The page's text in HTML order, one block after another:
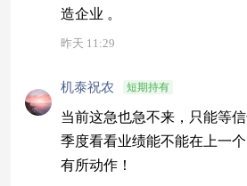
造企业 。
昨天 11:29
机泰祝农 短期持有
当前这急也急不来，只能等
季度看看业绩能不能在上一
有所动作！